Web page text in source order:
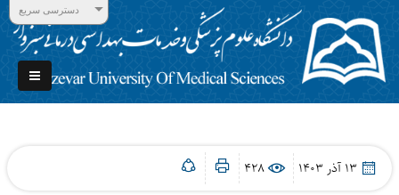
دسترسی سریع
13 آذر 1403 428